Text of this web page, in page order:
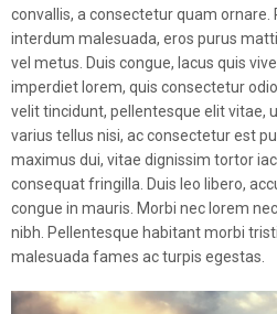
convallis, a consectetur quam ornare.
interdum malesuada, eros purus
vel metus. Duis congue, lacus quis
imperdiet lorem, quis consectetur
velit tincidunt, pellentesque elit vitae,
varius tellus nisi, ac consectetur est
maximus dui, vitae dignissim tortor
consequat fringilla. Duis leo libero,
congue in mauris. Morbi nec lorem
nibh. Pellentesque habitant morbi
malesuada fames ac turpis egestas.